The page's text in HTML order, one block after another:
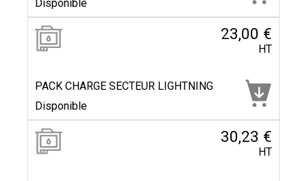
Disponible
23,00 €
HT
PACK CHARGE SECTEUR LIGHTNING
Disponible
30,23 €
HT